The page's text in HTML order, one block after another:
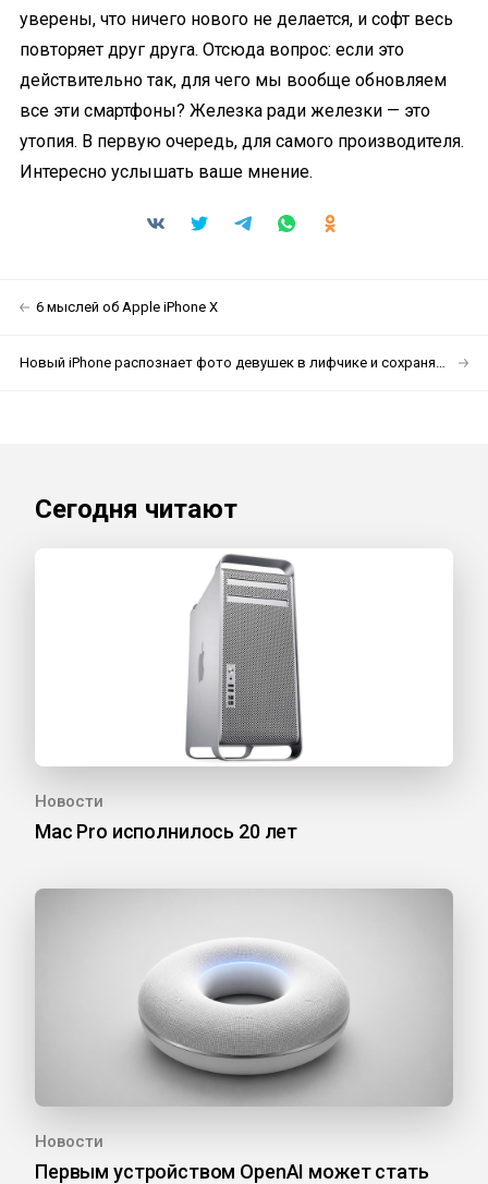
уверены, что ничего нового не делается, и софт весь
повторяет друг друга. Отсюда вопрос: если это
действительно так, для чего мы вообще обновляем
все эти смартфоны? Железка ради железки — это
утопия. В первую очередь, для самого производителя.
Интересно услышать ваше мнение.
6 мыслей об Apple iPhone X
Новый iPhone распознает фото девушек в лифчике и сохраняет их отдельно без вашего спроса
Сегодня читают
Новости
Mac Pro исполнилось 20 лет
Новости
Первым устройством OpenAI может стать